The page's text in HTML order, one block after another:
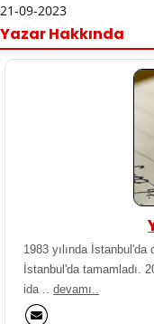
21-09-2023
Yazar Hakkında
1983 yılında
İstanbul'da tamamladı.
ida .. devamı..